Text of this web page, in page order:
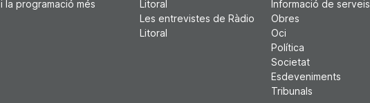
i la programació més
Litoral
Les entrevistes de Ràdio
Litoral
Informació de serveis
Obres
Oci
Política
Societat
Esdeveniments
Tribunals